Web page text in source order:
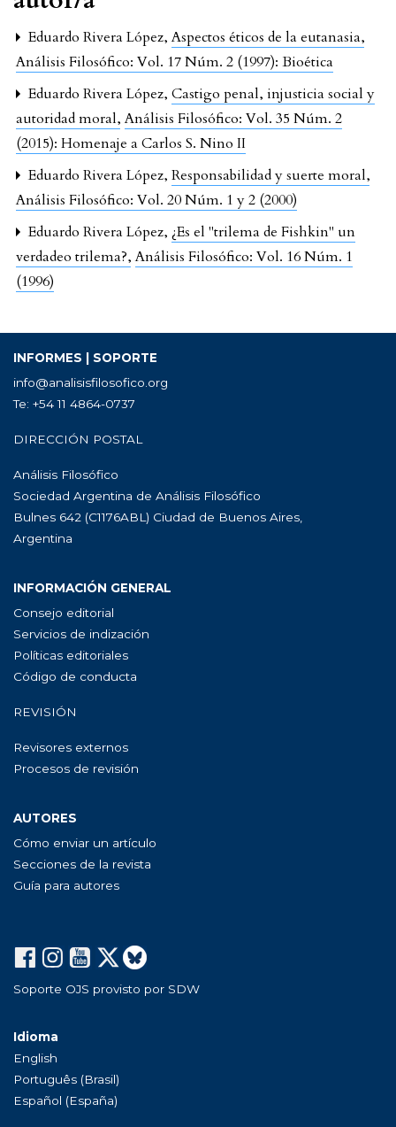
Eduardo Rivera López,Aspectos éticos de la eutanasia,
Análisis Filosófico: Vol. 17 Núm. 2 (1997): Bioética
Eduardo Rivera López, Castigo penal, injusticia social y
autoridad moral,Análisis Filosófico: Vol. 35 Núm. 2
(2015): Homenaje a Carlos S. Nino II
Eduardo Rivera López, Responsabilidad y suerte moral,
Análisis Filosófico: Vol. 20 Núm. 1 y 2 (2000)
Eduardo Rivera López, ¿Es el "trilema de Fishkin" un
verdadeo trilema?,Análisis Filosófico: Vol. 16 Núm. 1
(1996)
INFORMES | SOPORTE
info@analisisfilosofico.org
Te: +54 11 4864-0737
DIRECCIÓN POSTAL
Análisis Filosófico
Sociedad Argentina de Análisis Filosófico
Bulnes 642 (C1176ABL) Ciudad de Buenos Aires,
Argentina
INFORMACIÓN GENERAL
Consejo editorial
Servicios de indización
Políticas editoriales
Código de conducta
REVISIÓN
Revisores externos
Procesos de revisión
AUTORES
Cómo enviar un artículo
Secciones de la revista
Guía para autores
Soporte OJS provisto por SDW
Idioma
English
Português (Brasil)
Español (España)